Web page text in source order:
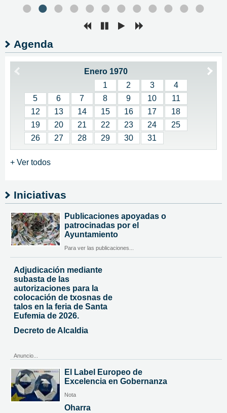
••••••••••••
Agenda
Enero 1970
1
2 3
4
5
6 7 8 9 10
11
12
13 14 15 16 17
18
19
20 21 22 23 24
25
26
27 28 29 30 31
+ Ver todos
Iniciativas
Publicaciones apoyadas o
patrocinadas por el
Ayuntamiento
Para ver las publicaciones...
Adjudicación mediante
subasta de las
autorizaciones para la
colocación de txosnas de
talos en la feria de Santa
Eufemia de 2026.
Decreto de Alcaldia
Anuncio...
El Label Europeo de
Excelencia en Gobernanza
Nota
Oharra